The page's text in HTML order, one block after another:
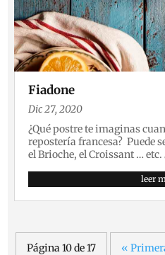
Fiadone
Dic 27, 2020
¿Qué postre te imaginas
repostería francesa? Puede
el Brioche, el Croissant … etc.
leer
Página 10 de 17 «